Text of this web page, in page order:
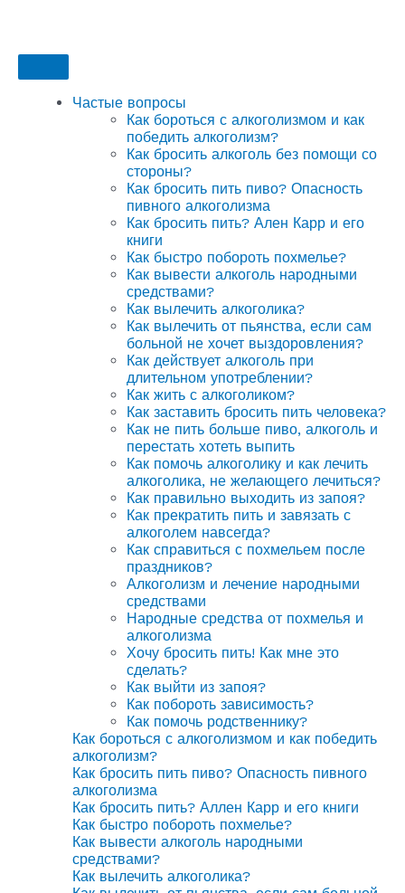
Частые вопросы
Как бороться с алкоголизмом и как
победить алкоголизм?
Как бросить алкоголь без помощи со
стороны?
Как бросить пить пиво? Опасность
пивного алкоголизма
Как бросить пить? Ален Карр и его
книги
Как быстро побороть похмелье?
Как вывести алкоголь народными
средствами?
Как вылечить алкоголика?
Как вылечить от пьянства, если сам
больной не хочет выздоровления?
Как действует алкоголь при
длительном употреблении?
Как жить с алкоголиком?
Как заставить бросить пить человека?
Как не пить больше пиво, алкоголь и
перестать хотеть выпить
Как помочь алкоголику и как лечить
алкоголика, не желающего лечиться?
Как правильно выходить из запоя?
Как прекратить пить и завязать с
алкоголем навсегда?
Как справиться с похмельем после
праздников?
Алкоголизм и лечение народными
средствами
Народные средства от похмелья и
алкоголизма
Хочу бросить пить! Как мне это
сделать?
Как выйти из запоя?
Как побороть зависимость?
Как помочь родственнику?
Как бороться с алкоголизмом и как победить
алкоголизм?
Как бросить пить пиво? Опасность пивного
алкоголизма
Как бросить пить? Аллен Карр и его книги
Как быстро побороть похмелье?
Как вывести алкоголь народными
средствами?
Как вылечить алкоголика?